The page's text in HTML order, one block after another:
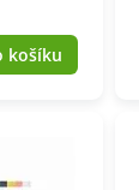
košíku